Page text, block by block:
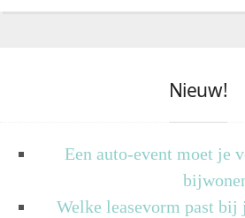
Nieuw!
Een auto-event moet je
Welke leasevorm past